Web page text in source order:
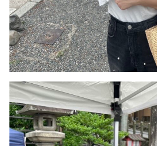
ぺこぱのまるスポ
アナ回覧板